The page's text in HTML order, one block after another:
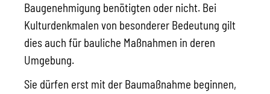
Baugenehmigung benötigten oder nicht. Bei
Kulturdenkmalen von besonderer Bedeutung gilt
dies auch für bauliche Maßnahmen in deren
Umgebung.
Sie dürfen erst mit der Baumaßnahme beginnen,